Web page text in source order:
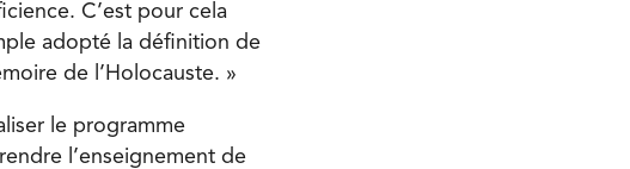
C’est pour cela
adopté la définition de
de l’Holocauste. »
le programme
l’enseignement de